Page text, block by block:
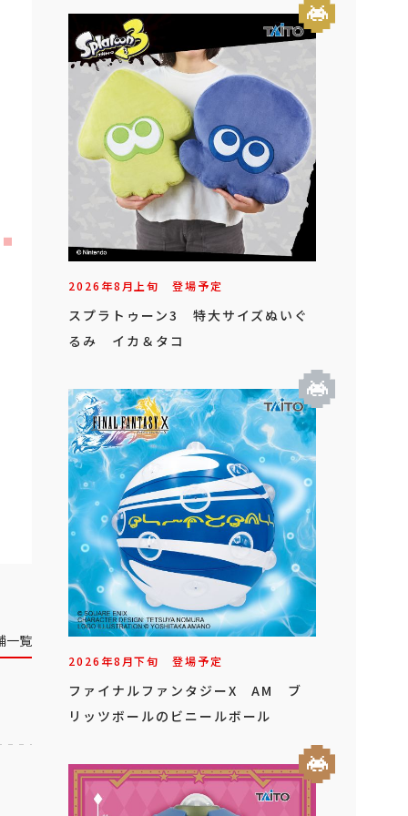
一覧
2026年8月上旬 登場予定
スプラトゥーン3 特大サイズぬいぐ
るみ イカ＆タコ
2026年8月下旬 登場予定
ファイナルファンタジーX AM ブ
リッツボールのビニールボール